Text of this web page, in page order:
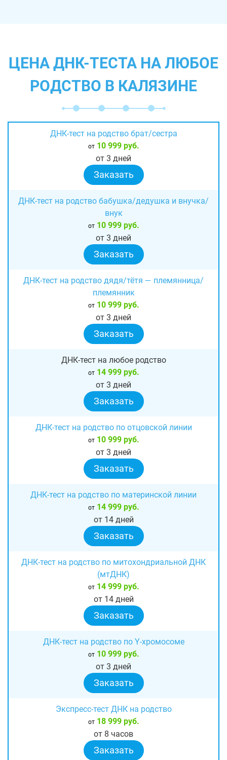
ЦЕНА ДНК-ТЕСТА НА ЛЮБОЕ
РОДСТВО В КАЛЯЗИНЕ
ДНК-тест на родство брат/сестра
от10 999 руб.
от 3 дней
Заказать
ДНК-тест на родство бабушка/дедушка и внучка/
внук
от10 999 руб.
от 3 дней
Заказать
ДНК-тест на родство дядя/тётя — племянница/
племянник
от10 999 руб.
от 3 дней
Заказать
ДНК-тест на любое родство
от14 999 руб.
от 3 дней
Заказать
ДНК-тест на родство по отцовской линии
от10 999 руб.
от 3 дней
Заказать
ДНК-тест на родство по материнской линии
от14 999 руб.
от 14 дней
Заказать
ДНК-тест на родство по митохондриальной ДНК
(мтДНК)
от14 999 руб.
от 14 дней
Заказать
ДНК-тест на родство по Y-хромосоме
от10 999 руб.
от 3 дней
Заказать
Экспресс-тест ДНК на родство
от18 999 руб.
от 8 часов
Заказать